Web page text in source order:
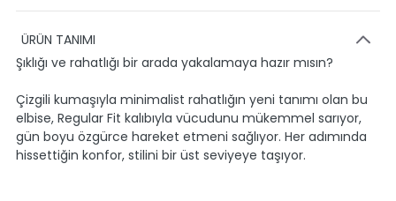
ÜRÜN TANIMI
Şıklığı ve rahatlığı bir arada yakalamaya hazır mısın?
Çizgili kumaşıyla minimalist rahatlığın yeni tanımı olan bu
elbise, Regular Fit kalıbıyla vücudunu mükemmel sarıyor,
gün boyu özgürce hareket etmeni sağlıyor. Her adımında
hissettiğin konfor, stilini bir üst seviyeye taşıyor.